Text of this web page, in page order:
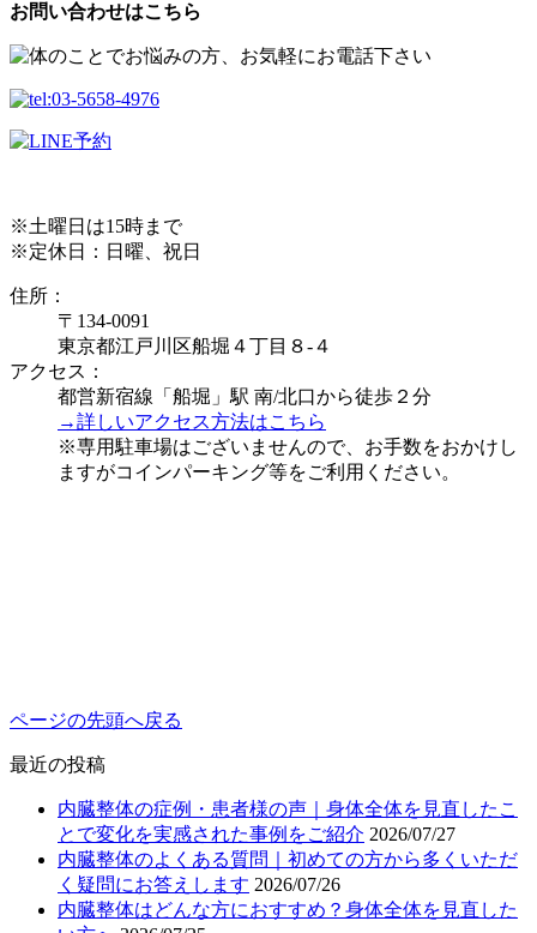
お問い合わせはこちら
※土曜日は15時まで
※定休日：日曜、祝日
住所：
〒134-0091
東京都江戸川区船堀４丁目８-４
アクセス：
都営新宿線「船堀」駅 南/北口から徒歩２分
→詳しいアクセス方法はこちら
※専用駐車場はございませんので、お手数をおかけし
ますがコインパーキング等をご利用ください。
ページの先頭へ戻る
最近の投稿
内臓整体の症例・患者様の声｜身体全体を見直したこ
とで変化を実感された事例をご紹介 2026/07/27
内臓整体のよくある質問｜初めての方から多くいただ
く疑問にお答えします 2026/07/26
内臓整体はどんな方におすすめ？身体全体を見直した